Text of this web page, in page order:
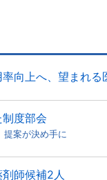
向上へ、望まれる
度部会
提案が決め手に
師候補2人